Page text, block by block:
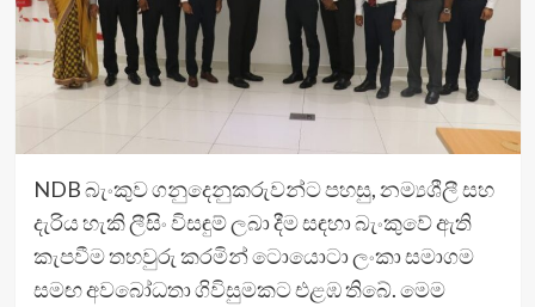
NDB බැංකුව ගනුදෙනුකරුවන්ට පහසු, නම්‍යශීලී සහ
දැරිය හැකි ලීසිං විසඳුම් ලබා දීම සඳහා බැංකුවේ ඇති
කැපවීම තහවුරු කරමින් ටොයොටා ලංකා සමාගම
සමඟ අවබෝධතා ගිවිසුමකට එළඹ තිබේ. මෙම